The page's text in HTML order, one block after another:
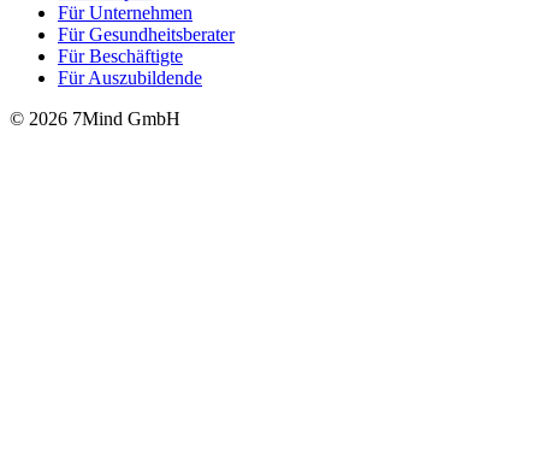
Für Unter­neh­men
Für Gesund­heits­be­ra­ter
Für Beschäftigte
Für Auszubildende
© 2026 7Mind GmbH